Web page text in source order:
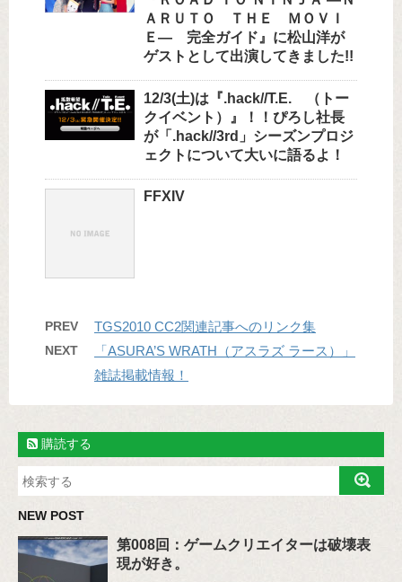
ＡＲＵＴＯ ＴＨＥ ＭＯＶＩ
Ｅ— 完全ガイド』に松山洋が
ゲストとして出演してきました!!
12/3(土)は『.hack//T.E. （トー
クイベント）』！！ぴろし社長
が「.hack//3rd」シーズンプロジ
ェクトについて大いに語るよ！
FFXIV
PREV TGS2010 CC2関連記事へのリンク集
NEXT
「ASURA’S WRATH（アスラズ ラース）」
雑誌掲載情報！
購読する
NEW POST
第008回：ゲームクリエイターは破壊表
現が好き。